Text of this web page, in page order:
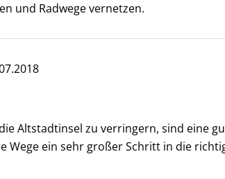
und Radwege vernetzen.
Altstadtinsel zu verringern, sind eine
Wege ein sehr großer Schritt in die